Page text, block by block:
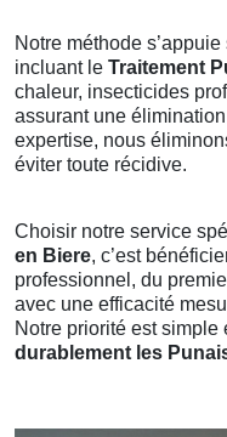
Notre méthode
incluant le Traitement
chaleur, insecticides
assurant une
expertise, nous
éviter toute récidive.
Choisir notre service
en Biere, c’est
professionnel, du
avec une efficacité
Notre priorité est simple
durablement les